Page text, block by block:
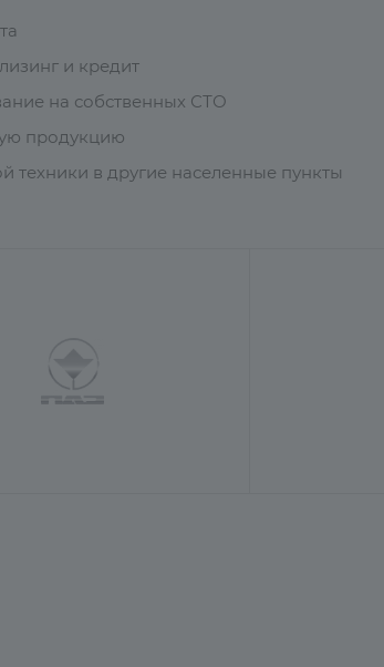
и кредит
на собственных СТО
продукцию
техники в другие населенные пункты